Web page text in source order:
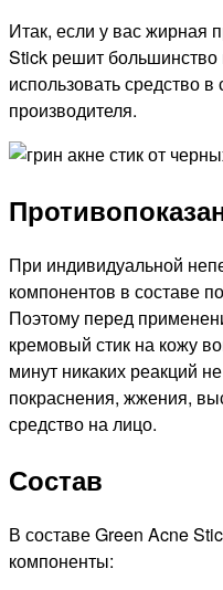
Итак, если у вас жирная
Stick решит
использовать средство в
производителя.
При индивидуальной
компонентов в составе
Поэтому перед
кремовый стик на кожу
минут никаких реакций
покраснения, жжения,
средство на лицо.
Состав
В составе Green Acne
компоненты: